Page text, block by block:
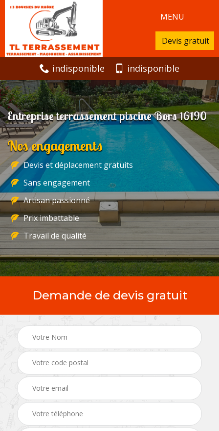
MENU
Devis gratuit
indisponible indisponible
Entreprise terrassement piscine Bors 16190
Nos engagements
Devis et déplacement gratuits
Sans engagement
Artisan passionné
Prix imbattable
Travail de qualité
Demande de devis gratuit